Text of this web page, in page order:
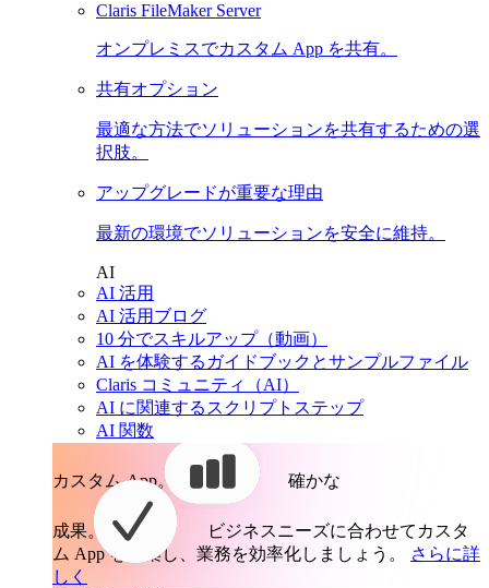
Claris FileMaker Server
オンプレミスでカスタム App を共有。
共有オプション
最適な方法でソリューションを共有するための選
択肢。
アップグレードが重要な理由
最新の環境でソリューションを安全に維持。
AI
AI 活用
AI 活用ブログ
10 分でスキルアップ（動画）
AI を体験するガイドブックとサンプルファイル
Claris コミュニティ（AI）
AI に関連するスクリプトステップ
AI 関数
カスタム App。 確かな
成果。
ビジネスニーズに合わせてカスタ
ム App を構築し、業務を効率化しましょう。
さらに詳
しく